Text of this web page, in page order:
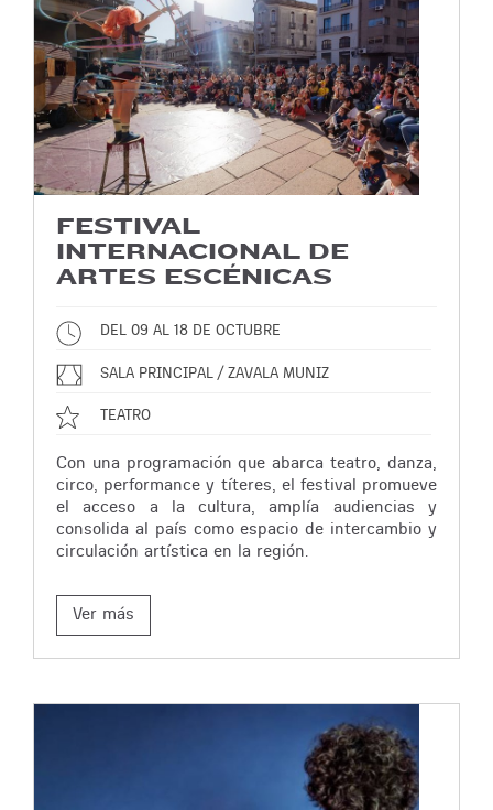
FESTIVAL
INTERNACIONAL DE
ARTES ESCÉNICAS
DEL 09 AL 18 DE OCTUBRE
SALA PRINCIPAL / ZAVALA MUNIZ
TEATRO
Con una programación que abarca teatro, danza,
circo, performance y títeres, el festival promueve
el acceso a la cultura, amplía audiencias y
consolida al país como espacio de intercambio y
circulación artística en la región.
Ver más